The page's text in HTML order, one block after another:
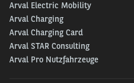
Arval Electric Mobility
Arval Charging
Arval Charging Card
Arval STAR Consulting
Arval Pro Nutzfahrzeuge